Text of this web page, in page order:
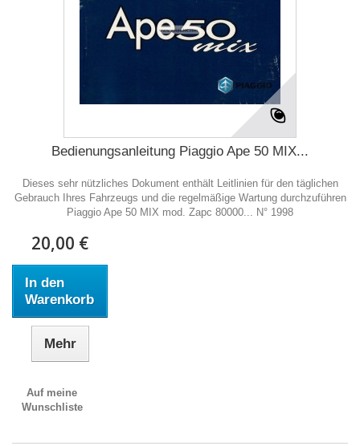
Bedienungsanleitung Piaggio Ape 50 MIX...
Dieses sehr nützliches Dokument enthält Leitlinien für den täglichen
Gebrauch Ihres Fahrzeugs und die regelmäßige Wartung durchzuführen
Piaggio Ape 50 MIX mod. Zapc 80000... N° 1998
20,00 €
In den
Warenkorb
Mehr
Auf meine
Wunschliste